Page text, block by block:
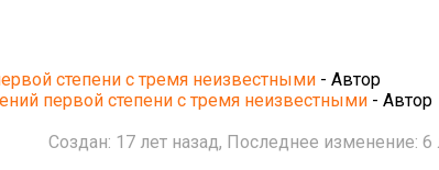
степени с тремя неизвестными - Автор
первой степени с тремя неизвестными - Автор
Создан: 17 лет назад, Последнее изменение: 6